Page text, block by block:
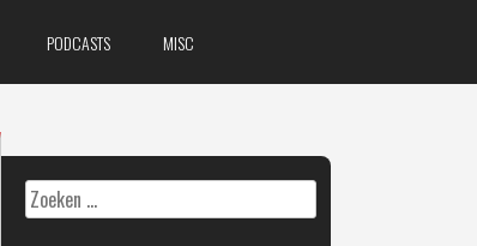
PODCASTS MISC
Zoeken
naar: